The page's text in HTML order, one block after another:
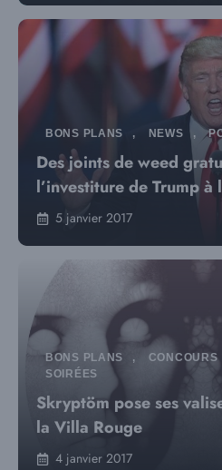
BONS PLANS , NEWS ,
Des joints de weed
l’investiture de Trump
5 janvier 2017
BONS PLANS , CONCOURS
SOIRÉES
Skryptöm pose ses
la Villa Rouge
4 janvier 2017